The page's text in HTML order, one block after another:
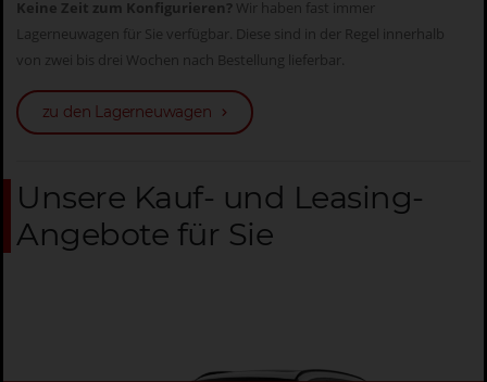
Keine Zeit zum Konfigurieren? Wir haben fast immer
Lagerneuwagen für Sie verfügbar. Diese sind in der Regel innerhalb
von zwei bis drei Wochen nach Bestellung lieferbar.
zu den Lagerneuwagen
Unsere Kauf- und Leasing-
Angebote für Sie